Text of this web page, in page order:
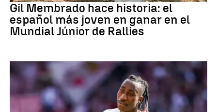
Gil Membrado hace historia: el
español más joven en ganar en el
Mundial Júnior de Rallies